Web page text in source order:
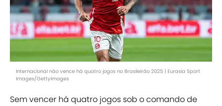
Internacional não vence há quatro jogos no Brasileirão 2025 | Eurasia Sport
Images/GettyImages
Sem vencer há quatro jogos sob o comando de